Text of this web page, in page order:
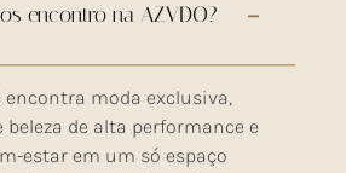
encontro na AZVDO?
encontra moda exclusiva,
de alta performance e
estar em um só espaço